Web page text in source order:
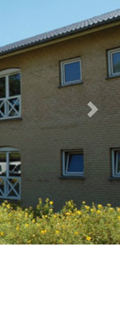
Next